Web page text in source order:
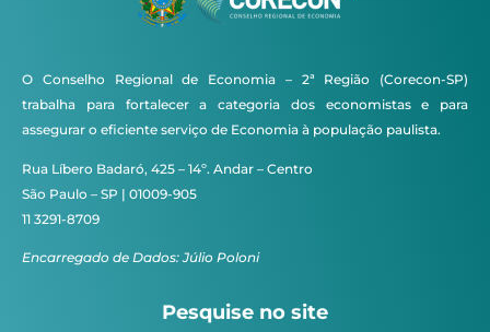
O Conselho Regional de Economia – 2ª Região (Corecon-SP)
trabalha para fortalecer a categoria dos economistas e para
assegurar o eficiente serviço de Economia à população paulista.
Rua Líbero Badaró, 425 – 14º. Andar – Centro
São Paulo – SP | 01009-905
11 3291-8709
Encarregado de Dados: Júlio Poloni
Pesquise no site